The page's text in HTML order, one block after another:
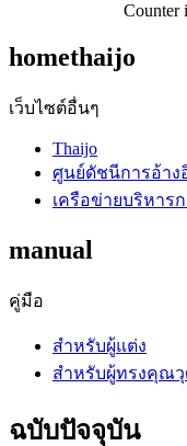
Counter
homethaijo
เว็บไซต์อื่นๆ
Thaijo
ศูนย์ดัชนีการอ้าง
เครือข่ายบริหาร
manual
คู่มือ
สำหรับผู้แต่ง
สำหรับผู้ทรงคุณ
ฉบับปัจจุบัน